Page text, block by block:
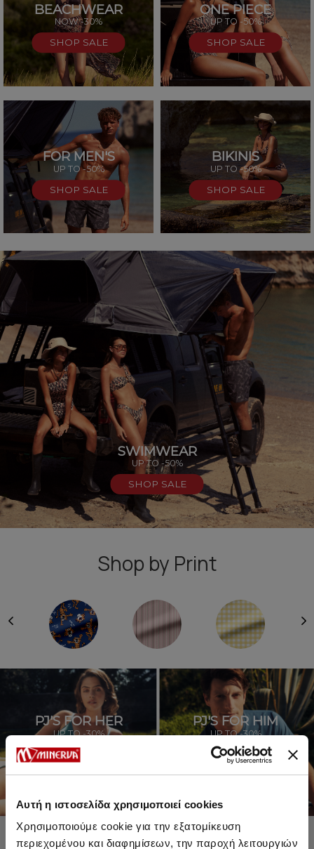
Αυτή η ιστοσελίδα χρησιμοποιεί cookies
Χρησιμοποιούμε cookie για την εξατομίκευση
περιεχομένου και διαφημίσεων, την παροχή λειτουργιών
BEACHWEAR
NOW -30%
SHOP SALE
ONE PIECE
UP TO -50%
SHOP SALE
FOR MEN'S
UP TO -50%
SHOP SALE
BIKINIS
UP TO -50%
SHOP SALE
SWIMWEAR
UP TO -50%
SHOP SALE
Shop by Print
PJ'S FOR HER
UP TO -30%
SHOP SALE
PJ'S FOR HIM
UP TO -30%
SHOP SALE